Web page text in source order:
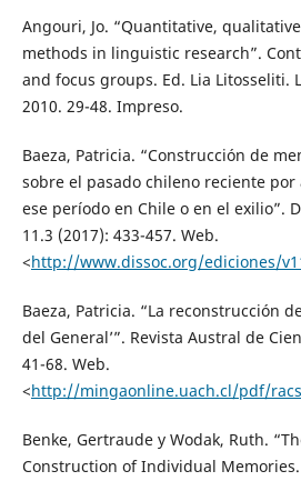
Angouri, Jo. “Quantitative,
methods in linguistic research”.
and focus groups. Ed. Lia Litosseliti.
2010. 29-48. Impreso.
Baeza, Patricia. “Construcción de
sobre el pasado chileno reciente
ese período en Chile o en el exilio”.
11.3 (2017): 433-457. Web.
<http://www.dissoc.org/ediciones/
Baeza, Patricia. “La reconstrucción
del General’”. Revista Austral de
41-68. Web.
<http://mingaonline.uach.cl/pdf/
Benke, Gertraude y Wodak, Ruth.
Construction of Individual